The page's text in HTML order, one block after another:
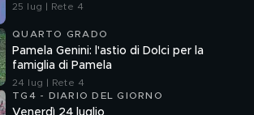
25 lug | Rete 4
QUARTO GRADO
Pamela Genini: l'astio di Dolci per la
famiglia di Pamela
24 lug | Rete 4
TG4 - DIARIO DEL GIORNO
Venerdì 24 luglio